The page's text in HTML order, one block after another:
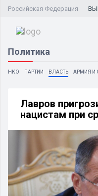
Российская Федерация
Политика
НКО ПАРТИИ ВЛАСТЬ АРМИЯ И
Лавров
нацистам при